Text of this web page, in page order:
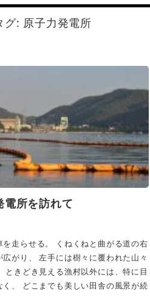
グ: 原子力発電所
電所を訪れて
走らせる。 くねくねと曲がる道の右
がり、 左手には樹々に覆われた山々
ときどき見える漁村以外には、特に目
く、 どこまでも美しい田舎の風景が続